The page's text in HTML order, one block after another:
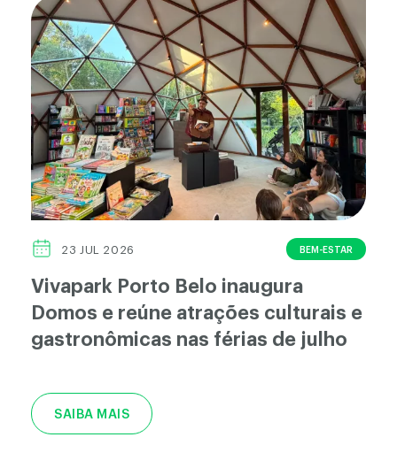
23 JUL 2026 BEM-ESTAR
Vivapark Porto Belo inaugura
Domos e reúne atrações culturais e
gastronômicas nas férias de julho
SAIBA MAIS